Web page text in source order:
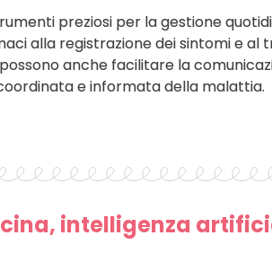
preziosi per la gestione
alla registrazione dei sintomi e al
anche facilitare la
e informata della malattia.
intelligenza